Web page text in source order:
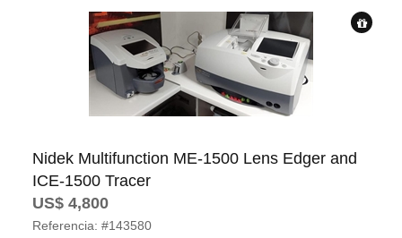
Nidek Multifunction ME-1500 Lens Edger and
ICE-1500 Tracer
US$ 4,800
Referencia: #143580